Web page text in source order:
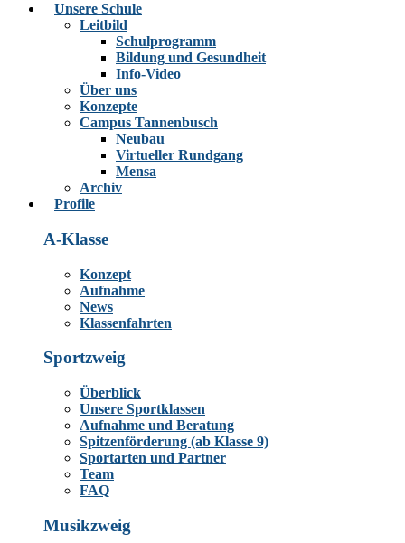
Unsere Schule
Leitbild
Schulprogramm
Bildung und Gesundheit
Info-Video
Über uns
Konzepte
Campus Tannenbusch
Neubau
Virtueller Rundgang
Mensa
Archiv
Profile
A-Klasse
Konzept
Aufnahme
News
Klassenfahrten
Sportzweig
Überblick
Unsere Sportklassen
Aufnahme und Beratung
Spitzenförderung (ab Klasse 9)
Sportarten und Partner
Team
FAQ
Musikzweig